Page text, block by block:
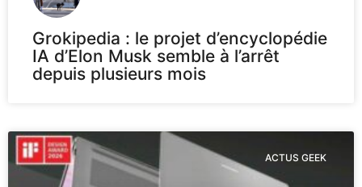
Grokipedia : le projet d’encyclopédie
IA d’Elon Musk semble à l’arrêt
depuis plusieurs mois
ACTUS GEEK